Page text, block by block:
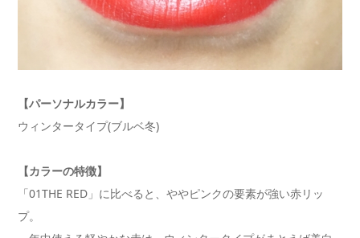
【パーソナルカラー】
ウィンタータイプ(ブルベ冬)
【カラーの特徴】
「01THE RED」に比べると、ややピンクの要素が強い赤リッ
プ。